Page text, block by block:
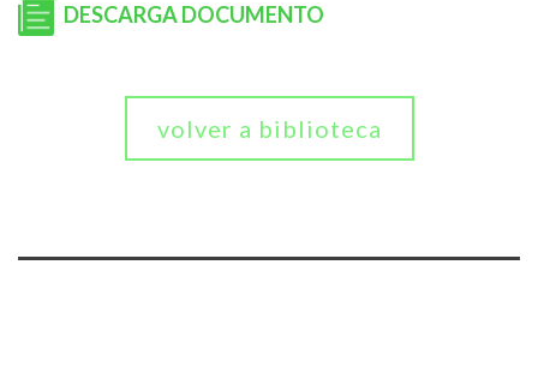
DESCARGA DOCUMENTO
volver a biblioteca